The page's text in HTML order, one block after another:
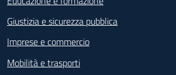
Giustizia e sicurezza pubblica
Imprese e commercio
Mobilità e trasporti